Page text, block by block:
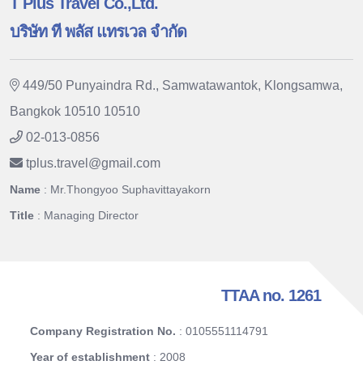
T Plus Travel Co.,Ltd.
บริษัท ที พลัส แทรเวล จำกัด
449/50 Punyaindra Rd., Samwatawantok, Klongsamwa,
Bangkok 10510 10510
02-013-0856
tplus.travel @gmail.com
Name : Mr.Thongyoo Suphavittayakorn
Title : Managing Director
TTAA no. 1261
Company Registration No. : 0105551114791
Year of establishment : 2008